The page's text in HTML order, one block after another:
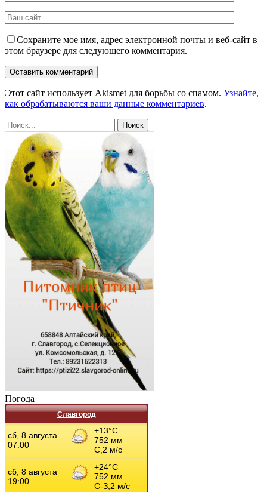
Сохраните мое имя, адрес электронной почты и веб-сайт в
этом браузере для следующего комментария.
Этот сайт использует Akismet для борьбы со спамом. Узнайте,
как обрабатываются ваши данные комментариев.
Погода
Славгород